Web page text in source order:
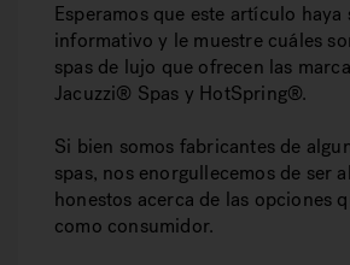
Esperamos que este artículo haya
informativo y le muestre cuáles
spas de lujo que ofrecen las
Jacuzzi® Spas y HotSpring®.
Si bien somos fabricantes de
spas, nos enorgullecemos de ser
honestos acerca de las opciones
como consumidor.